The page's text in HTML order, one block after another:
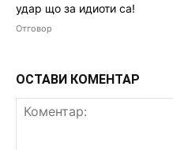
удар що за идиоти са!
Отговор
ОСТАВИ КОМЕНТАР